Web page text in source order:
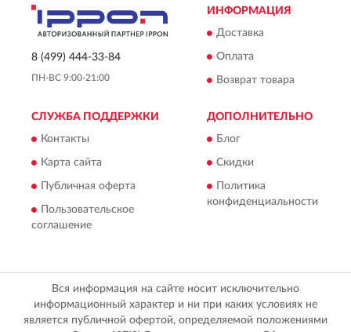
8 (499) 444-33-84
ПН-ВС 9:00-21:00
ИНФОРМАЦИЯ
Доставка
Оплата
Возврат товара
СЛУЖБА ПОДДЕРЖКИ
Контакты
Карта сайта
Публичная оферта
Пользовательское
соглашение
ДОПОЛНИТЕЛЬНО
Блог
Скидки
Политика
конфиденциальности
Вся информация на сайте носит исключительно
информационный характер и ни при каких условиях не
является публичной офертой, определяемой положениями